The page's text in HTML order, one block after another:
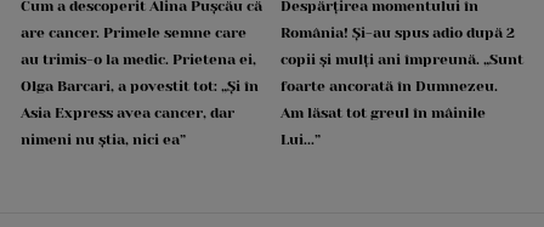
Cum a descoperit Alina Pușcău că
are cancer. Primele semne care
au trimis-o la medic. Prietena ei,
Olga Barcari, a povestit tot: „Și în
Asia Express avea cancer, dar
nimeni nu știa, nici ea”
Despărțirea momentului în
România! Și-au spus adio după 2
copii și mulți ani împreună. „Sunt
foarte ancorată în Dumnezeu.
Am lăsat tot greul în mâinile
Lui...”